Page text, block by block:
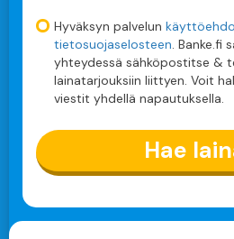
a
n
d
+
5
Hyväksyn palvelun
tietosuojaselosteen. Banke.fi
yhteydessä sähköpostitse &
lainatarjouksiin liittyen. Voit
viestit yhdellä napautuksella.
Hae